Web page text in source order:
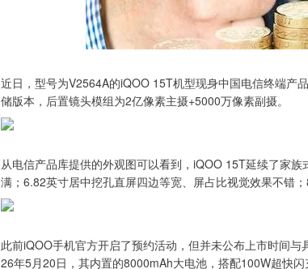
近日，型号为V2564A的iQOO 15T机型现身中国电信终端产
储版本，后置镜头模组为2亿像素主摄+5000万像素副摄。
从电信产品库提供的外观图可以看到，iQOO 15T延续了家
满；6.82英寸居中挖孔直屏四边等宽、屏占比视觉效果不错
此前iQOO手机官方开启了预约活动，但并未公布上市时间
26年5月20日，其内置的8000mAh大电池，搭配100W超快